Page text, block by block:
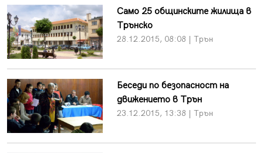
Само 25 общинските жилища в
Трънско
28.12.2015, 08:08 | Трън
Беседи по безопасност на
движението в Трън
23.12.2015, 13:38 | Трън